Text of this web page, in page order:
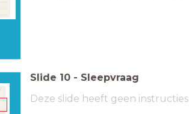
Slide 10 - Sleepvraag
Deze slide heeft geen instructies